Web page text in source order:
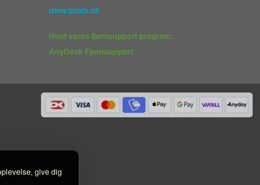
give dig
www.tjdata.dk
Hent vores fjernsupport program:
AnyDesk Fjernsupport